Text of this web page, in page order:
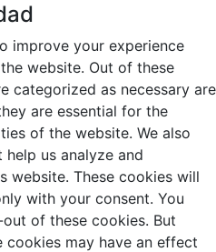
improve your experience
website. Out of these
categorized as necessary are
are essential for the
of the website. We also
us analyze and
website. These cookies will
with your consent. You
of these cookies. But
may have an effect